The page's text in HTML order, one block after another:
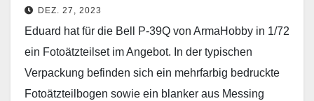
DEZ. 27, 2023
Eduard hat für die Bell P-39Q von ArmaHobby in 1/72
ein Fotoätzteilset im Angebot. In der typischen
Verpackung befinden sich ein mehrfarbig bedruckte
Fotoätzteilbogen sowie ein blanker aus Messing